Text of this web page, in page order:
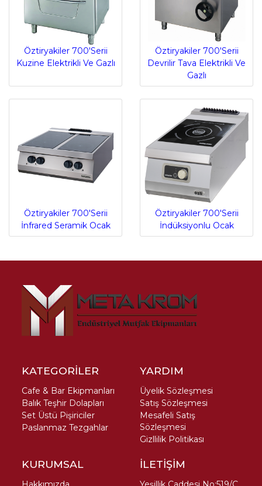
Öztiryakiler 700'Serii
Kuzine Elektrikli Ve Gazlı
Öztiryakiler 700'Serii
Devrilir Tava Elektrikli Ve
Gazlı
Öztiryakiler 700'Serii
İnfrared Seramik Ocak
Öztiryakiler 700'Serii
İndüksiyonlu Ocak
KATEGORİLER
Cafe & Bar Ekipmanları
Balık Teşhir Dolapları
Set Üstü Pişiriciler
Paslanmaz Tezgahlar
YARDIM
Üyelik Sözleşmesi
Satış Sözleşmesi
Mesafeli Satış
Sözleşmesi
Gizllilik Politikası
KURUMSAL İLETİŞİM